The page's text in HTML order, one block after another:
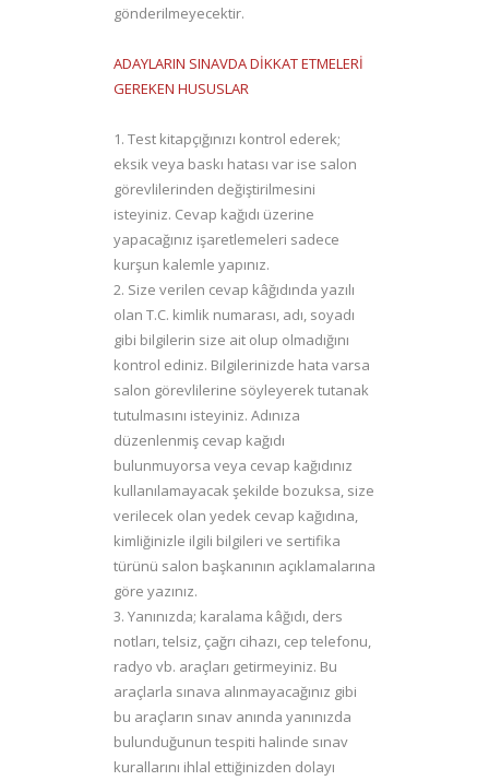
gönderilmeyecektir.
ADAYLARIN SINAVDA DİKKAT ETMELERİ
GEREKEN HUSUSLAR
1. Test kitapçığınızı kontrol ederek;
eksik veya baskı hatası var ise salon
görevlilerinden değiştirilmesini
isteyiniz. Cevap kağıdı üzerine
yapacağınız işaretlemeleri sadece
kurşun kalemle yapınız.
2. Size verilen cevap kâğıdında yazılı
olan T.C. kimlik numarası, adı, soyadı
gibi bilgilerin size ait olup olmadığını
kontrol ediniz. Bilgilerinizde hata varsa
salon görevlilerine söyleyerek tutanak
tutulmasını isteyiniz. Adınıza
düzenlenmiş cevap kağıdı
bulunmuyorsa veya cevap kağıdınız
kullanılamayacak şekilde bozuksa, size
verilecek olan yedek cevap kağıdına,
kimliğinizle ilgili bilgileri ve sertifika
türünü salon başkanının açıklamalarına
göre yazınız.
3. Yanınızda; karalama kâğıdı, ders
notları, telsiz, çağrı cihazı, cep telefonu,
radyo vb. araçları getirmeyiniz. Bu
araçlarla sınava alınmayacağınız gibi
bu araçların sınav anında yanınızda
bulunduğunun tespiti halinde sınav
kurallarını ihlal ettiğinizden dolayı